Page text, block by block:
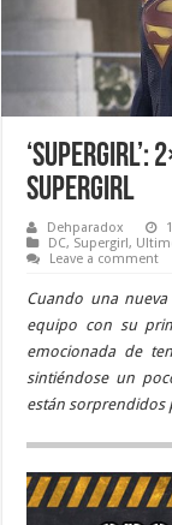
‘Supergirl’:
Supergirl
Dehparadox
DC, Supergirl,
Leave a comment
Cuando una
equipo con su
emocionada de
sintiéndose un
están sorprendidos